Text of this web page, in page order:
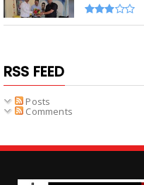
RSS FEED
Posts
Comments